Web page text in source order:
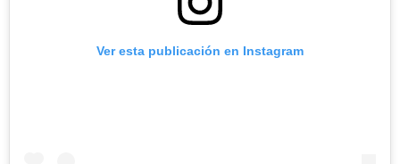
Ver esta publicación en Instagram